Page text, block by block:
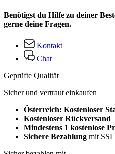
Benötigst du Hilfe zu deiner
gerne deine Fragen.
Kontakt
Chat
Geprüfte Qualität
Sicher und vertraut einkaufen
Österreich: Kostenloser
Kostenloser Rückversand
Mindestens 1 kostenlose
Sichere Bezahlung mit